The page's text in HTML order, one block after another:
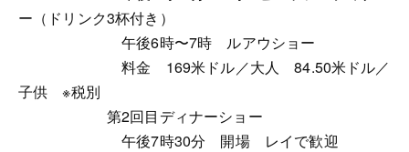
ー（ドリンク3杯付き）
午後6時〜7時 ルアウショー
料金 169米ドル／大人 84.50米ドル／
子供 ※税別
第2回目ディナーショー
午後7時30分 開場 レイで歓迎